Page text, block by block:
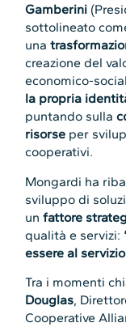
Gamberini
sottolineato
una
creazione del
economico-
la propria
puntando sulla
risorse per
cooperativi.
Mongardi ha
sviluppo di
unfattore
qualità e servizi:
essere al
Tra i momenti
Douglas,
Cooperative